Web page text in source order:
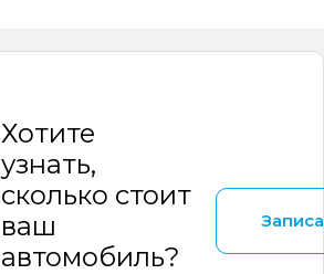
Хотите
узнать,
сколько стоит
ваш
автомобиль?